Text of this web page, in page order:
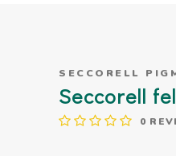
SECCORELL
Seccorell
0